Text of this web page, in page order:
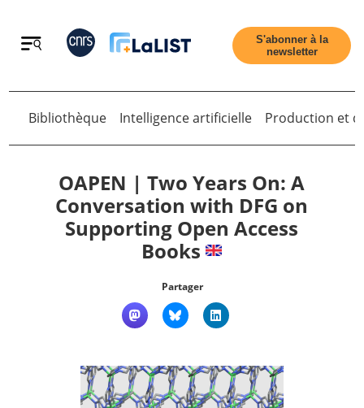
Retour
Qui sommes nous ?
S'abonner à la
newsletter
Bibliothèque Intelligence artificielle Production et
OAPEN | Two Years On: A
Conversation with DFG on
Supporting Open Access
Books
Partager